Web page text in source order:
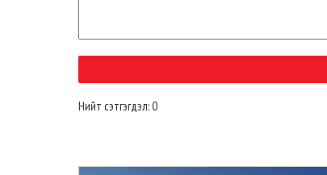
Нийт сэтгэгдэл: 0